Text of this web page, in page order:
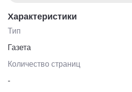
Характеристики
Тип
Газета
Количество страниц
-